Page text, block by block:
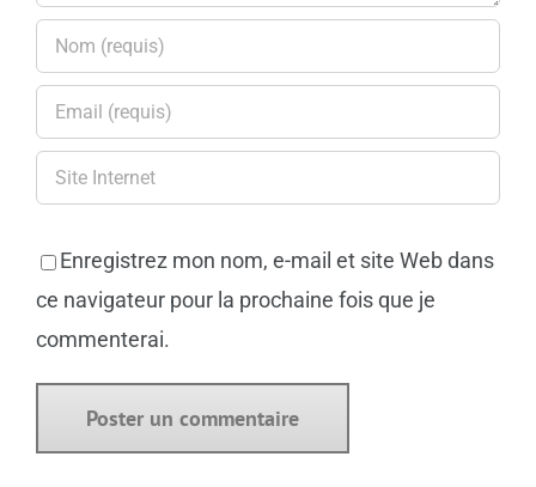
Enregistrez mon nom, e-mail et site Web dans
ce navigateur pour la prochaine fois que je
commenterai.